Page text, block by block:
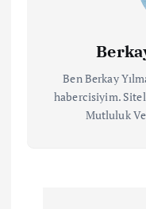
Ben Berkay
habercisiyim.
Mutluluk